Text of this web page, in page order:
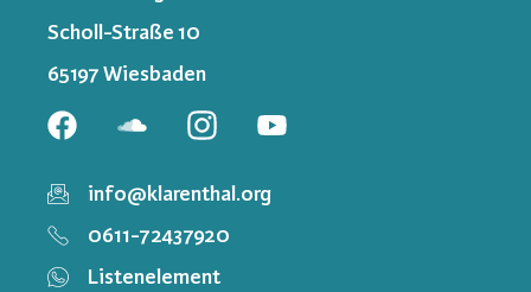
Scholl-Straße 10
65197 Wiesbaden
info@klarenthal.org
0611-72437920
Listenelement